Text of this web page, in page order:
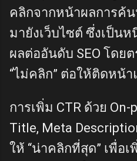
คลิกจากหน้าผลการค้น
มายังเว็บไซต์ ซึ่งเป็น
ผลต่ออันดับ SEO โดย
“ไม่คลิก” ต่อให้ติดหน้
การเพิ่ม CTR ด้วย On-
Title, Meta
ให้ “น่าคลิกที่สุด” เพื่อ